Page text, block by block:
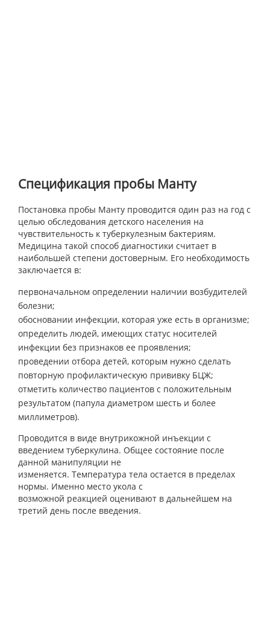
Спецификация пробы Манту
Постановка пробы Манту проводится один раз на год с
целью обследования детского населения на
чувствительность к туберкулезным бактериям.
Медицина такой способ диагностики считает в
наибольшей степени достоверным. Его необходимость
заключается в:
первоначальном определении наличии возбудителей
болезни;
обосновании инфекции, которая уже есть в организме;
определить людей, имеющих статус носителей
инфекции без признаков ее проявления;
проведении отбора детей, которым нужно сделать
повторную профилактическую прививку БЦЖ;
отметить количество пациентов с положительным
результатом (папула диаметром шесть и более
миллиметров).
Проводится в виде внутрикожной инъекции с
введением туберкулина. Общее состояние после
данной манипуляции не
изменяется. Температура тела остается в пределах
нормы. Именно место укола с
возможной реакцией оценивают в дальнейшем на
третий день после введения.